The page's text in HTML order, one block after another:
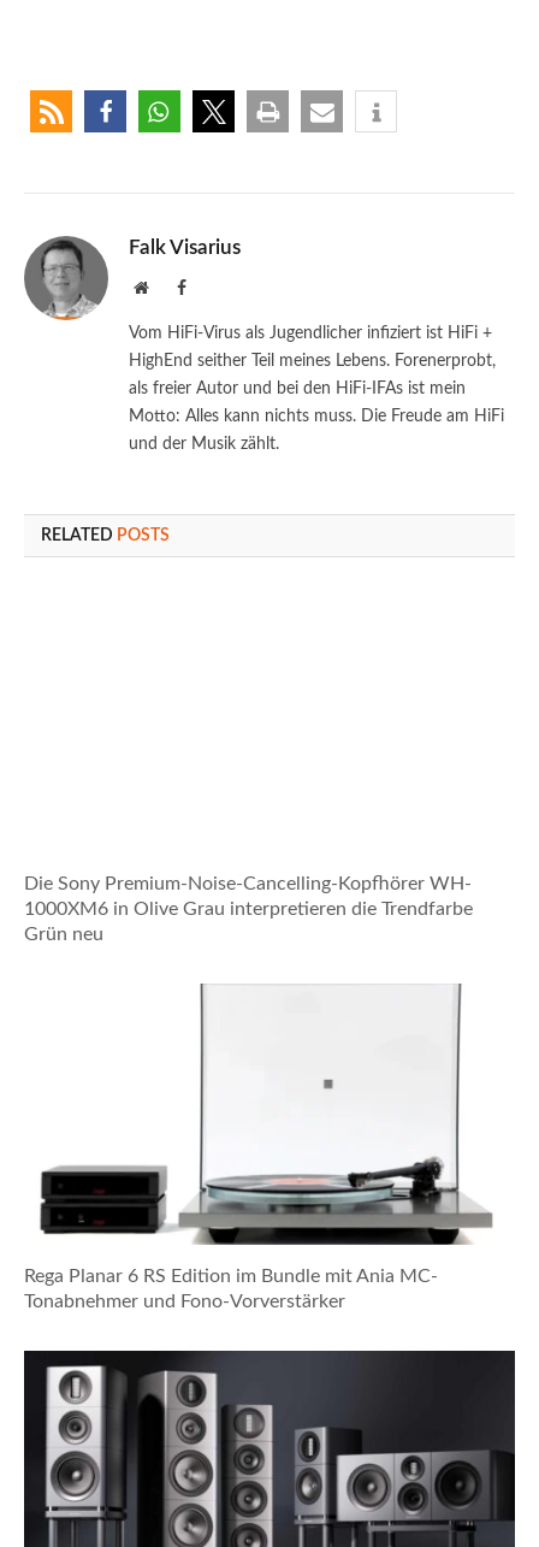
Falk Visarius
WebsiteFacebook
Vom HiFi-Virus als Jugendlicher infiziert ist HiFi +
HighEnd seither Teil meines Lebens. Forenerprobt,
als freier Autor und bei den HiFi-IFAs ist mein
Motto: Alles kann nichts muss. Die Freude am HiFi
und der Musik zählt.
RELATED POSTS
Die Sony Premium-Noise-Cancelling-Kopfhörer WH-
1000XM6 in Olive Grau interpretieren die Trendfarbe
Grün neu
Rega Planar 6 RS Edition im Bundle mit Ania MC-
Tonabnehmer und Fono-Vorverstärker